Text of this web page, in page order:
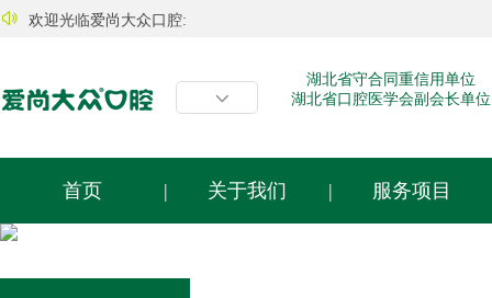
 欢迎光临爱尚大众口腔:

湖北省守合同重信用单位
湖北省口腔医学会副会长单位
首页 | 关于我们 | 服务项目